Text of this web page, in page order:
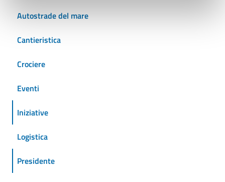
Autostrade del mare
Cantieristica
Crociere
Eventi
Iniziative
Logistica
Presidente